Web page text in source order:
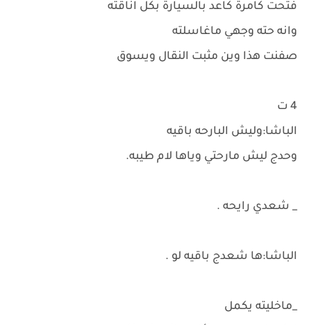
فتحت كامرة كاعد بالسيارة بكل اناقته
وانه حته وجهي ماغاسلته
صفنت هذا وين مثبت النقال ويسوق
4 ت
الباشا:وليش البارحه باقيه
وحدج ليش مارحتي وياها لام طيبه.
_ شعدي رايحه .
الباشا:ها شعدج باقيه لو .
_ماخليته يكمل